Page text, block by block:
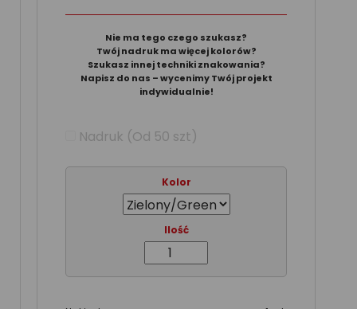
Nie ma tego czego szukasz?
Twój nadruk ma więcej kolorów?
Szukasz innej techniki znakowania?
Napisz do nas – wycenimy Twój projekt
indywidualnie!
Nadruk (Od 50 szt)
Kolor
Ilość